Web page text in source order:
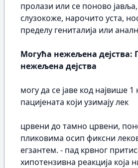
пролази или се поново
слузокоже, нарочито уста,
пределу гениталија или
Могућа нежељена дејства:
нежељена дејства
могу да се јаве код највише 1
пацијената који узимају лек
црвени до тамно црвени,
пликовима осип фиксни
егзантем. - пад крвног
хипотензивна реакција која